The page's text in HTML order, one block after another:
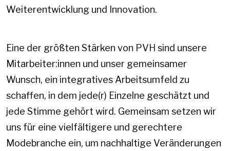
Weiterentwicklung und Innovation.
Eine der größten Stärken von PVH sind unsere
Mitarbeiter:innen und unser gemeinsamer
Wunsch, ein integratives Arbeitsumfeld zu
schaffen, in dem jede(r) Einzelne geschätzt und
jede Stimme gehört wird. Gemeinsam setzen wir
uns für eine vielfältigere und gerechtere
Modebranche ein, um nachhaltige Veränderungen